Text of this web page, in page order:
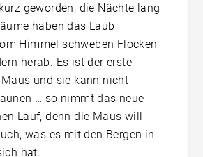
geworden, die Nächte lang
haben das Laub
Himmel schweben Flocken
herab. Es ist der erste
und sie kann nicht
… so nimmt das neue
Lauf, denn die Maus will
was es mit den Bergen in
hat.